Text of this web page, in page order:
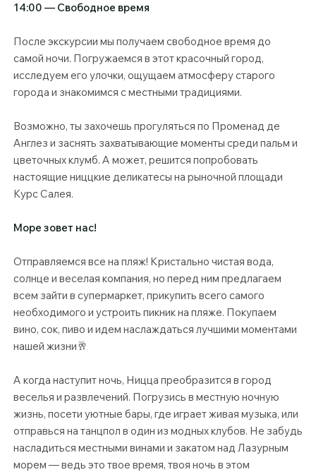
14:00 — Свободное время
После экскурсии мы получаем свободное время до
самой ночи. Погружаемся в этот красочный город,
исследуем его улочки, ощущаем атмосферу старого
города и знакомимся с местными традициями.
Возможно, ты захочешь прогуляться по Променад де
Англез и заснять захватывающие моменты среди пальм и
цветочных клумб. А может, решится попробовать
настоящие ниццкие деликатесы на рыночной площади
Курс Салея.
Море зовет нас!
Отправляемся все на пляж! Кристально чистая вода,
солнце и веселая компания, но перед ним предлагаем
всем зайти в супермаркет, прикупить всего самого
необходимого и устроить пикник на пляже. Покупаем
вино, сок, пиво и идем наслаждаться лучшими моментами
нашей жизни🥂
А когда наступит ночь, Ницца преобразится в город
веселья и развлечений. Погрузись в местную ночную
жизнь, посети уютные бары, где играет живая музыка, или
отправься на танцпол в один из модных клубов. Не забудь
насладиться местными винами и закатом над Лазурным
морем — ведь это твое время, твоя ночь в этом